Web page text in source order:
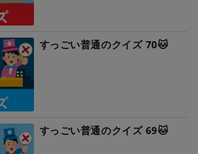
すっごい普通のクイズ 70🐱
すっごい普通のクイズ 69🐱